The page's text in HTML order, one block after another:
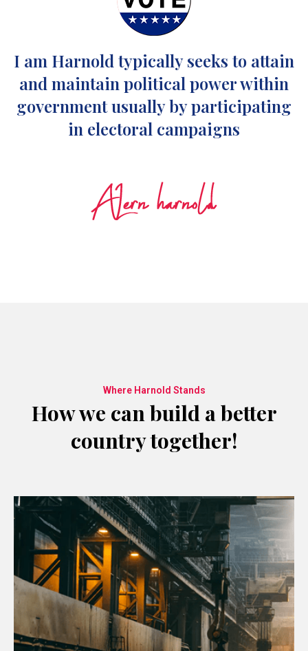
I am Harnold typically seeks to attain
and maintain political power within
government usually by participating
in electoral campaigns
Where Harnold Stands
How we can build a better
country together!